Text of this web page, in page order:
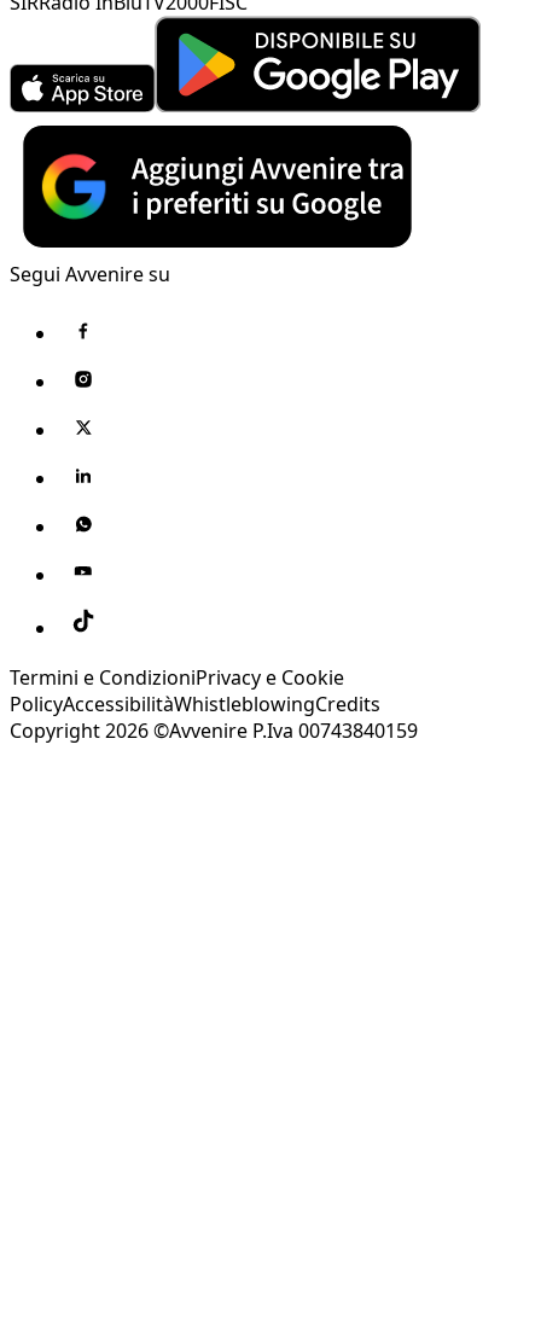
Segui Avvenire su
Termini e CondizioniPrivacy e Cookie
PolicyAccessibilitàWhistleblowingCredits
Copyright 2026 ©Avvenire P.Iva 00743840159